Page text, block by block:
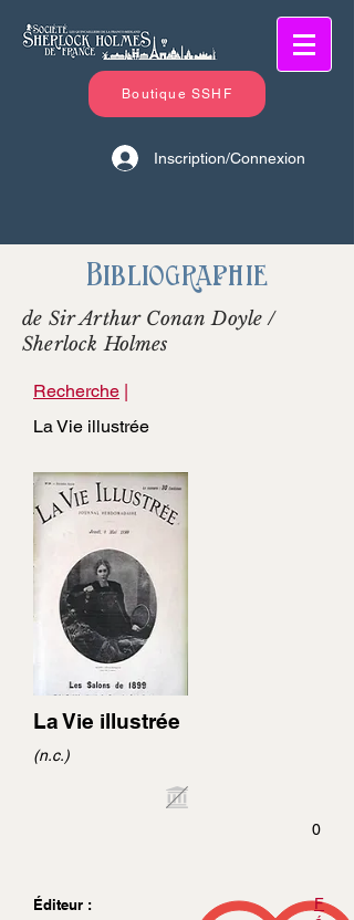
Boutique SSHF
Inscription/Connexion
Bibliographie
de Sir Arthur Conan Doyle /
Sherlock Holmes
Recherche |
La Vie illustrée
La Vie illustrée
(n.c.)
0
Éditeur :
F